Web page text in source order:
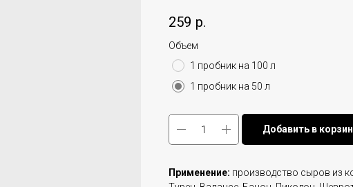
259 р.
Объем
1 пробник на 100 л
1 пробник на 50 л
Добавить в
Применение: производство сыров из